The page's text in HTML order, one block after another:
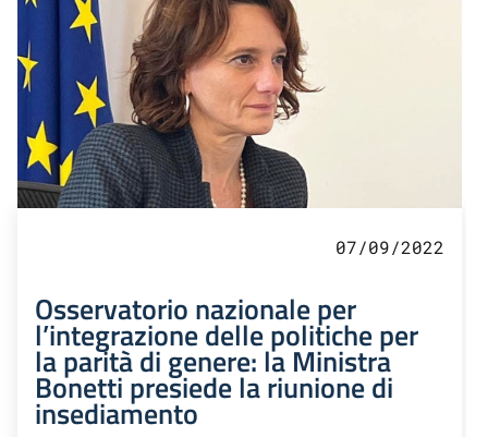
07/09/2022
Osservatorio nazionale per
l’integrazione delle politiche per
la parità di genere: la Ministra
Bonetti presiede la riunione di
insediamento